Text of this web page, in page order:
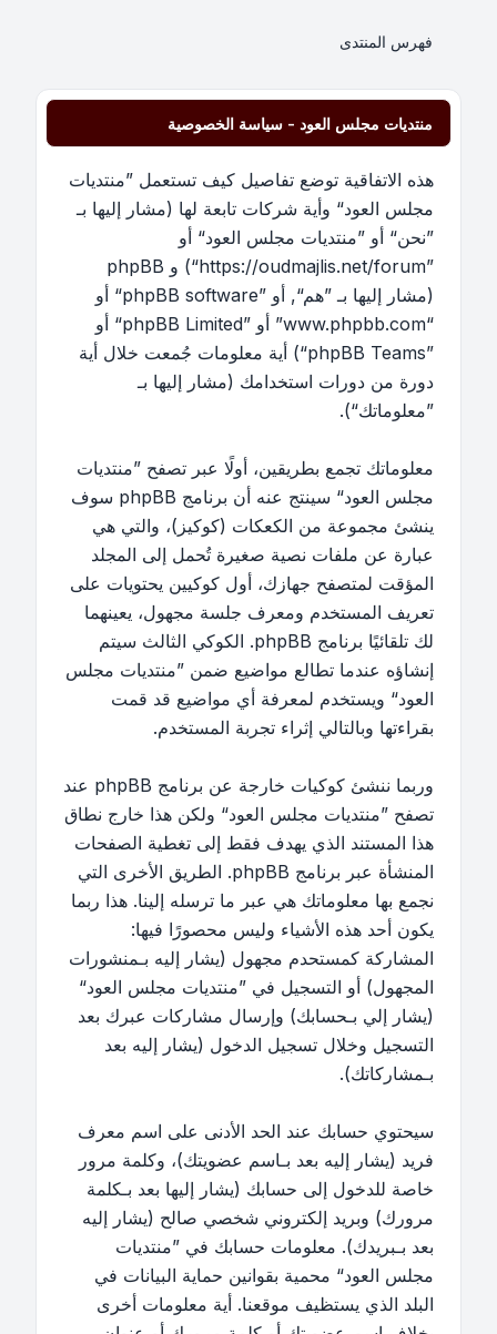
فهرس المنتدى
منتديات مجلس العود - سياسة الخصوصية
هذه الاتفاقية توضع تفاصيل كيف تستعمل ”منتديات
مجلس العود“ وأية شركات تابعة لها (مشار إليها بـ
”نحن“ أو ”منتديات مجلس العود“ أو
”https://oudmajlis.net/forum“) و phpBB
(مشار إليها بـ ”هم“, أو ”phpBB software“ أو
“www.phpbb.com” أو ”phpBB Limited“ أو
”phpBB Teams“) أية معلومات جُمعت خلال أية
دورة من دورات استخدامك (مشار إليها بـ
”معلوماتك“).
معلوماتك تجمع بطريقين، أولًا عبر تصفح ”منتديات
مجلس العود“ سينتج عنه أن برنامج phpBB سوف
ينشئ مجموعة من الكعكات (كوكيز)، والتي هي
عبارة عن ملفات نصية صغيرة تُحمل إلى المجلد
المؤقت لمتصفح جهازك، أول كوكيين يحتويات على
تعريف المستخدم ومعرف جلسة مجهول، يعينهما
لك تلقائيًا برنامج phpBB. الكوكي الثالث سيتم
إنشاؤه عندما تطالع مواضيع ضمن ”منتديات مجلس
العود“ ويستخدم لمعرفة أي مواضيع قد قمت
بقراءتها وبالتالي إثراء تجربة المستخدم.
وربما ننشئ كوكيات خارجة عن برنامج phpBB عند
تصفح ”منتديات مجلس العود“ ولكن هذا خارج نطاق
هذا المستند الذي يهدف فقط إلى تغطية الصفحات
المنشأة عبر برنامج phpBB. الطريق الأخرى التي
نجمع بها معلوماتك هي عبر ما ترسله إلينا. هذا ربما
يكون أحد هذه الأشياء وليس محصورًا فيها:
المشاركة كمستحدم مجهول (يشار إليه بـمنشورات
المجهول) أو التسجيل في ”منتديات مجلس العود“
(يشار إلي بـحسابك) وإرسال مشاركات عبرك بعد
التسجيل وخلال تسجيل الدخول (يشار إليه بعد
بـمشاركاتك).
سيحتوي حسابك عند الحد الأدنى على اسم معرف
فريد (يشار إليه بعد بـاسم عضويتك)، وكلمة مرور
خاصة للدخول إلى حسابك (يشار إليها بعد بـكلمة
مرورك) وبريد إلكتروني شخصي صالح (يشار إليه
بعد بـبريدك). معلومات حسابك في ”منتديات
مجلس العود“ محمية بقوانين حماية البيانات في
البلد الذي يستظيف موقعنا. أية معلومات أخرى